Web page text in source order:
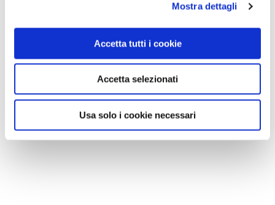
Mostra dettagli
Accetta tutti i cookie
Accetta selezionati
Usa solo i cookie necessari